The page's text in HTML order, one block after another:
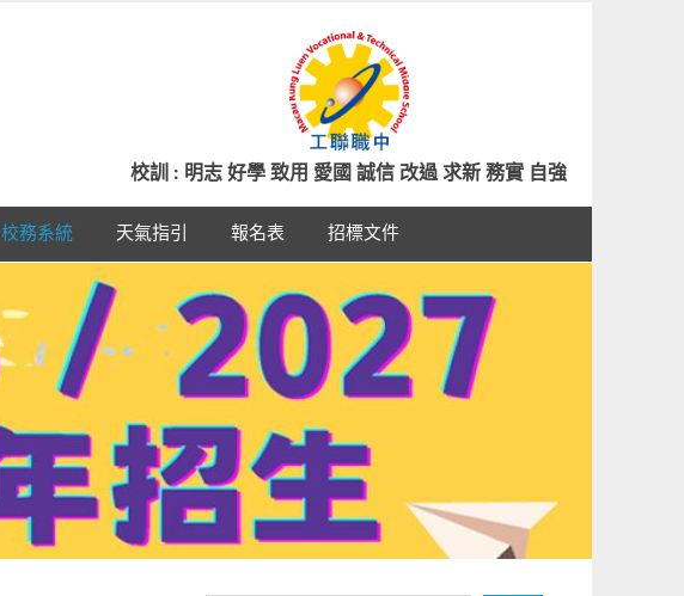
校訓 : 明志 好學 致用 愛國 誠信 改過 求新 務實 自強
校務系統 天氣指引 報名表 招標文件